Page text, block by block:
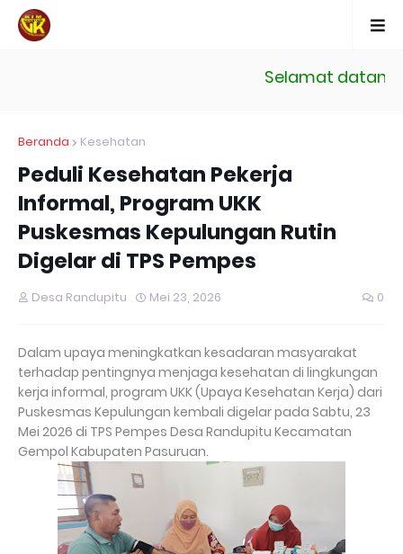
Selamat datang
Beranda Kesehatan
Peduli Kesehatan Pekerja
Informal, Program UKK
Puskesmas Kepulungan Rutin
Digelar di TPS Pempes
Desa Randupitu Mei 23, 2026 0
Dalam upaya meningkatkan kesadaran masyarakat
terhadap pentingnya menjaga kesehatan di lingkungan
kerja informal, program UKK (Upaya Kesehatan Kerja) dari
Puskesmas Kepulungan kembali digelar pada Sabtu, 23
Mei 2026 di TPS Pempes Desa Randupitu Kecamatan
Gempol Kabupaten Pasuruan.